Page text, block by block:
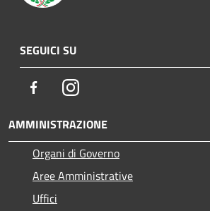
SEGUICI SU
FacebookInstagram
AMMINISTRAZIONE
Organi di Governo
Aree Amministrative
Uffici